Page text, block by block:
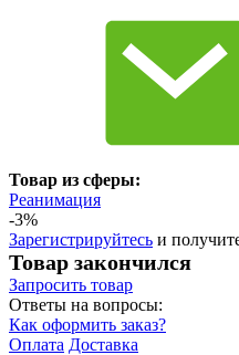
Товар из сферы:
Реанимация
-3%
Зарегистрируйтесь и
Товар закончился
Запросить товар
Ответы на вопросы:
Как оформить заказ?
Оплата Доставка